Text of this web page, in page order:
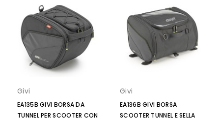
Givi
EA135B GIVI BORSA DA
TUNNEL PER SCOOTER CON
Givi
EA136B GIVI BORSA
SCOOTER TUNNEL E SELLA